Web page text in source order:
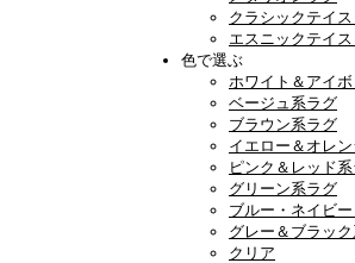
クラシックテイ
エスニックテイ
色で選ぶ
ホワイト＆アイ
ベージュ系ラグ
ブラウン系ラグ
イエロー＆オレ
ピンク＆レッド
グリーン系ラグ
ブルー・ネイビ
グレー＆ブラッ
クリア